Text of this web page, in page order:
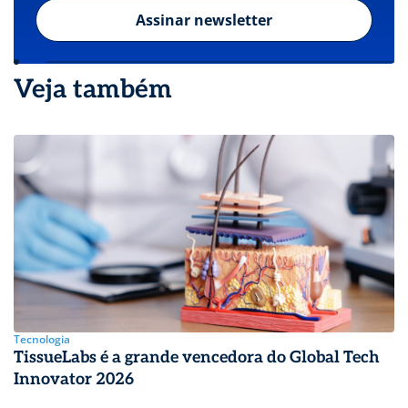
Assinar newsletter
Veja também
Tecnologia
TissueLabs é a grande vencedora do Global Tech
Innovator 2026